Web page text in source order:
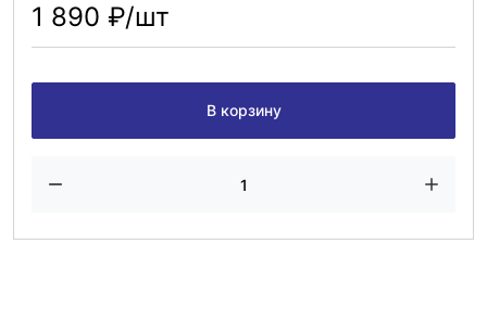
1 890 ₽/шт
В корзину